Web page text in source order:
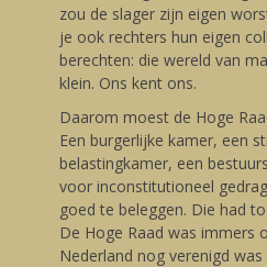
zou de slager zijn eigen
je ook rechters hun eigen
berechten: die wereld van
klein. Ons kent ons.
Daarom moest de Hoge
Een burgerlijke kamer, een
belastingkamer, een
voor inconstitutioneel
goed te beleggen. Die had
De Hoge Raad was immers
Nederland nog verenigd